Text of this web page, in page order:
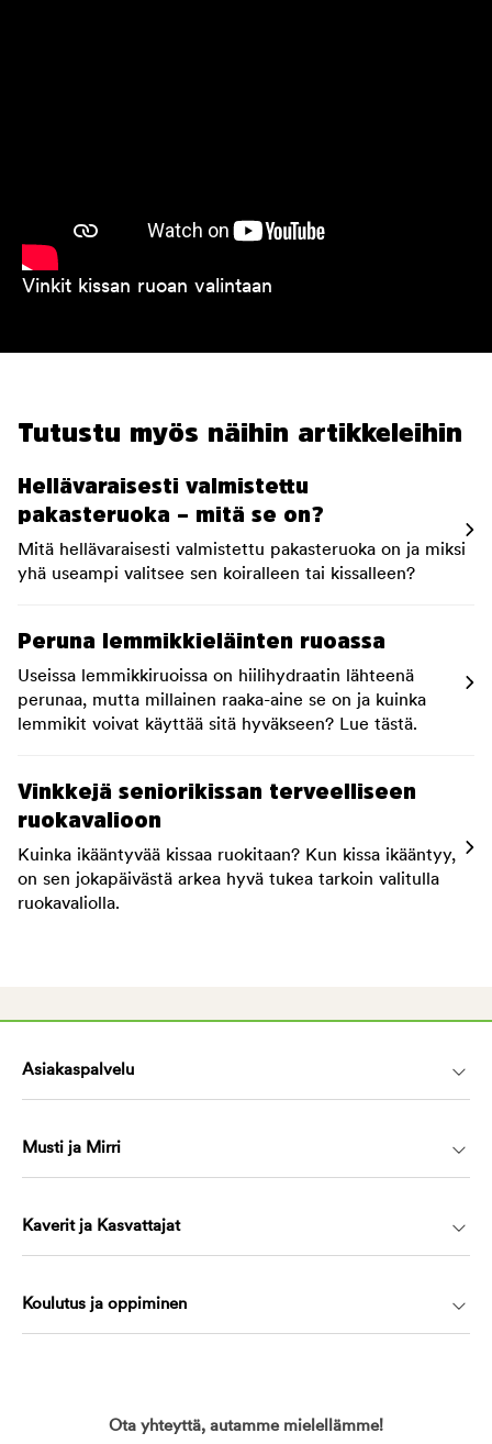
Vinkit kissan ruoan valintaan
Tutustu myös näihin artikkeleihin
Hellävaraisesti valmistettu
pakasteruoka – mitä se on?
Mitä hellävaraisesti valmistettu pakasteruoka on ja miksi
yhä useampi valitsee sen koiralleen tai kissalleen?
Peruna lemmikkieläinten ruoassa
Useissa lemmikkiruoissa on hiilihydraatin lähteenä
perunaa, mutta millainen raaka-aine se on ja kuinka
lemmikit voivat käyttää sitä hyväkseen? Lue tästä.
Vinkkejä seniorikissan terveelliseen
ruokavalioon
Kuinka ikääntyvää kissaa ruokitaan? Kun kissa ikääntyy,
on sen jokapäivästä arkea hyvä tukea tarkoin valitulla
ruokavaliolla.
Asiakaspalvelu
Musti ja Mirri
Kaverit ja Kasvattajat
Koulutus ja oppiminen
Ota yhteyttä, autamme mielellämme!